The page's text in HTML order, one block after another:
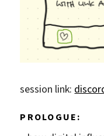
session link:
PROLOGUE: